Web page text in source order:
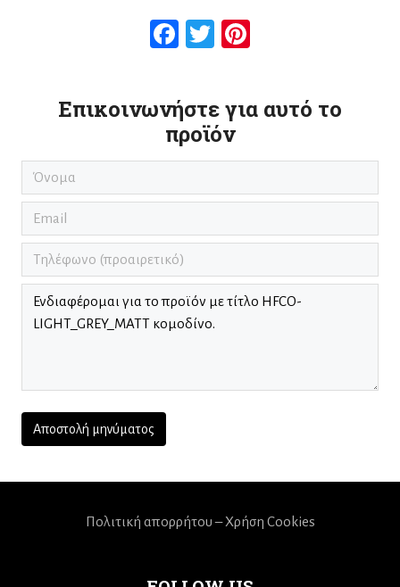
Facebook
Twitter
Επικοινωνήστε για αυτό το
προϊόν
Πολιτική απορρήτου – Χρήση Cookies